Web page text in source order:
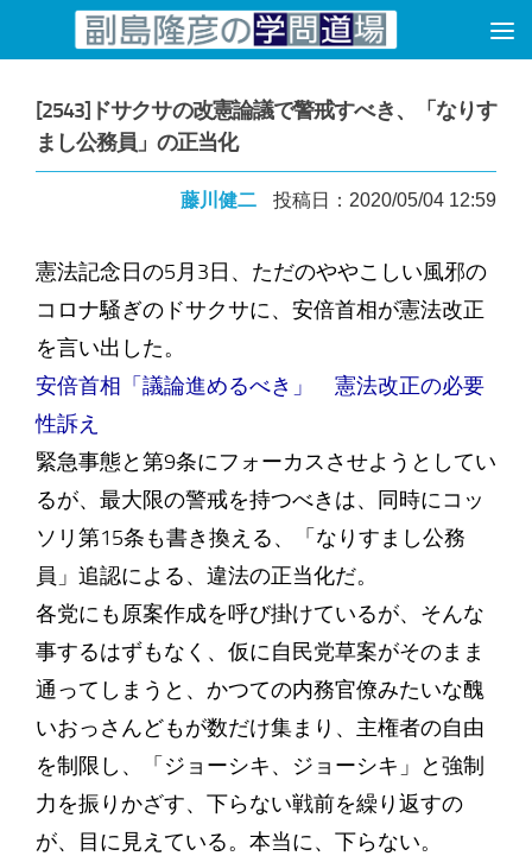
コンテンツへスキップ
[2543]ドサクサの改憲論議で警戒すべき、「なりす
まし公務員」の正当化
藤川健二 投稿日：2020/05/04 12:59
憲法記念日の5月3日、ただのややこしい風邪の
コロナ騒ぎのドサクサに、安倍首相が憲法改正
を言い出した。
安倍首相「議論進めるべき」 憲法改正の必要
性訴え
緊急事態と第9条にフォーカスさせようとしてい
るが、最大限の警戒を持つべきは、同時にコッ
ソリ第15条も書き換える、「なりすまし公務
員」追認による、違法の正当化だ。
各党にも原案作成を呼び掛けているが、そんな
事するはずもなく、仮に自民党草案がそのまま
通ってしまうと、かつての内務官僚みたいな醜
いおっさんどもが数だけ集まり、主権者の自由
を制限し、「ジョーシキ、ジョーシキ」と強制
力を振りかざす、下らない戦前を繰り返すの
が、目に見えている。本当に、下らない。